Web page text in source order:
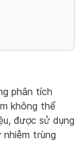
phân tích
không thể
được sử dụng
trùng